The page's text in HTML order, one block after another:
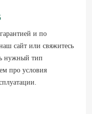
и по
сайт или свяжитесь
нужный тип
про условия